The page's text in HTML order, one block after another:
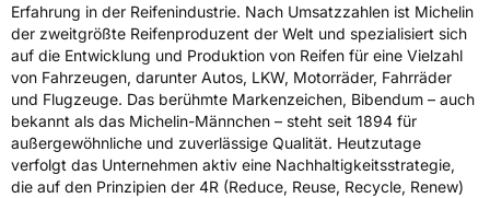
Erfahrung in der Reifenindustrie. Nach Umsatzzahlen ist Michelin
der zweitgrößte Reifenproduzent der Welt und spezialisiert sich
auf die Entwicklung und Produktion von Reifen für eine Vielzahl
von Fahrzeugen, darunter Autos, LKW, Motorräder, Fahrräder
und Flugzeuge. Das berühmte Markenzeichen, Bibendum – auch
bekannt als das Michelin-Männchen – steht seit 1894 für
außergewöhnliche und zuverlässige Qualität. Heutzutage
verfolgt das Unternehmen aktiv eine Nachhaltigkeitsstrategie,
die auf den Prinzipien der 4R (Reduce, Reuse, Recycle, Renew)